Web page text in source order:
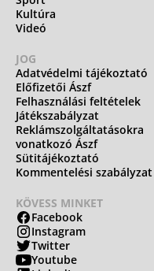
Kultúra
Videó
JOG
Adatvédelmi tájékoztató
Előfizetői Ászf
Felhasználási feltételek
Játékszabályzat
Reklámszolgáltatásokra
vonatkozó Ászf
Sütitájékoztató
Kommentelési szabályzat
KÖVESS MINKET
Facebook
Instagram
Twitter
Youtube